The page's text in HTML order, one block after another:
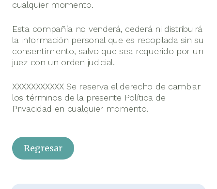
cualquier momento.
Esta compañía no venderá, cederá ni distribuirá
la información personal que es recopilada sin su
consentimiento, salvo que sea requerido por un
juez con un orden judicial.
XXXXXXXXXXX Se reserva el derecho de cambiar
los términos de la presente Política de
Privacidad en cualquier momento.
Regresar